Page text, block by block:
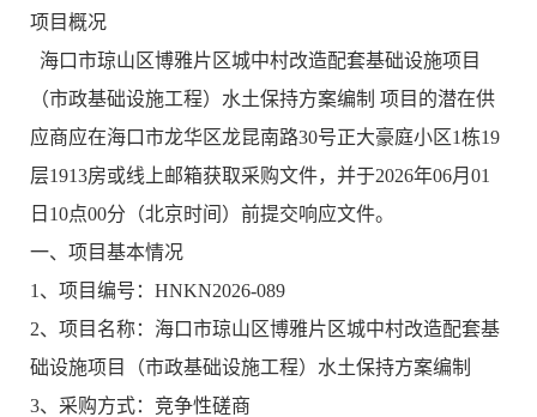
项目概况
海口市琼山区博雅片区城中村改造配套基础设施项目
（市政基础设施工程）水土保持方案编制 项目的潜在供
应商应在海口市龙华区龙昆南路30号正大豪庭小区1栋19
层1913房或线上邮箱获取采购文件，并于2026年06月01
日10点00分（北京时间）前提交响应文件。
一、项目基本情况
1、项目编号：HNKN2026-089
2、项目名称：海口市琼山区博雅片区城中村改造配套基
础设施项目（市政基础设施工程）水土保持方案编制
3、采购方式：竞争性磋商